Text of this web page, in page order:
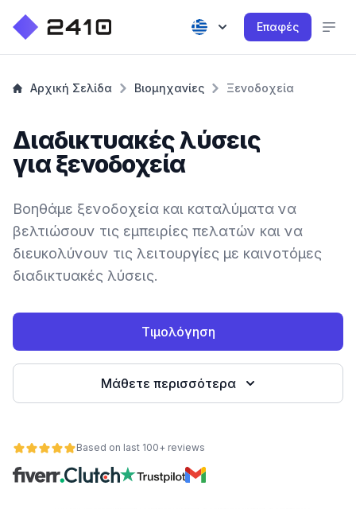
Επαφές
Αρχική Σελίδα Βιομηχανίες Ξενοδοχεία
Διαδικτυακές λύσεις
για ξενοδοχεία
Βοηθάμε ξενοδοχεία και καταλύματα να
βελτιώσουν τις εμπειρίες πελατών και να
διευκολύνουν τις λειτουργίες με καινοτόμες
διαδικτυακές λύσεις.
Τιμολόγηση
Μάθετε περισσότερα
Based on last 100+ reviews